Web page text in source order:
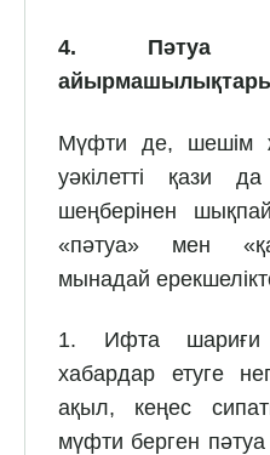
4. Пәтуа
Мүфти де, шешім
уәкілетті қази
шеңберінен
«пәтуа» мен
мынадай
1. Ифта шариғи
хабардар етуге
ақыл, кеңес
мүфти берген